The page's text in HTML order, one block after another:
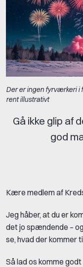
Der er ingen fyrværkeri i
rent illustrativt
Gå ikke glip af
god
Kære medlem af
Jeg håber, at du er
det jo spændende –
se, hvad der kommer
Så lad os komme